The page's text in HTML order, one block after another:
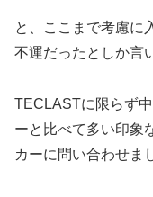
と、ここまで考慮に
不運だったとしか言
TECLASTに限らず
ーと比べて多い印象
カーに問い合わせま